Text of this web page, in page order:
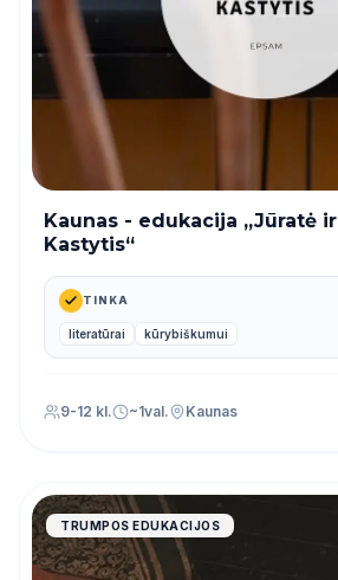
Kaunas - edukacija „Jūratė ir
Kastytis“
TINKA
literatūrai kūrybiškumui
9-12 kl. ~1val. Kaunas
TRUMPOS EDUKACIJOS